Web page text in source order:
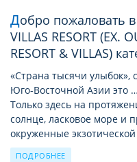
Добро пожаловать в люкс-отель ANGSANA
VILLAS RESORT (EX.
RESORT & VILLAS)
«Страна тысячи улыбок»,
Юго-Восточной Азии это
Только здесь на
солнце, ласковое море и
окруженные
пятизвёздных отелях на
ПОДРОБНЕЕ